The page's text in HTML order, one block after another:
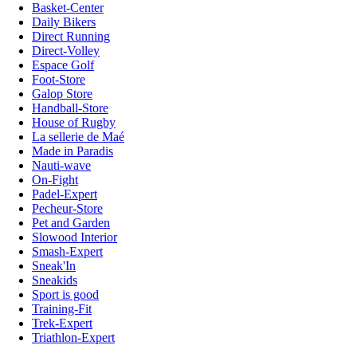
Basket-Center
Daily Bikers
Direct Running
Direct-Volley
Espace Golf
Foot-Store
Galop Store
Handball-Store
House of Rugby
La sellerie de Maé
Made in Paradis
Nauti-wave
On-Fight
Padel-Expert
Pecheur-Store
Pet and Garden
Slowood Interior
Smash-Expert
Sneak'In
Sneakids
Sport is good
Training-Fit
Trek-Expert
Triathlon-Expert